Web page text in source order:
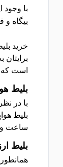
با
بیگاه و
خرید
است که
بلیط
با در
ساعت و
بلیط